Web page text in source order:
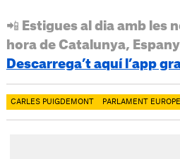
📲 Estigues al dia amb les
hora de Catalunya,
Descarrega’t aquí l’app
CARLES PUIGDEMONT PARLAMENT